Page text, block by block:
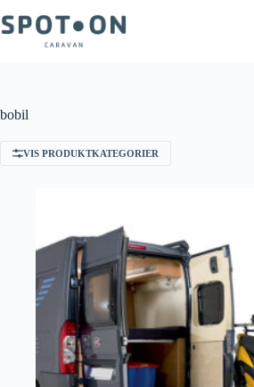
bobil
VIS PRODUKTKATEGORIER